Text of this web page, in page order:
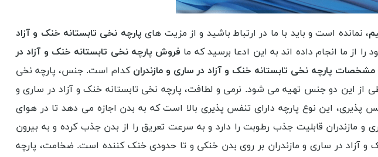
، نمانده است و باید با ما در ارتباط باشید و از مزیت هایپارچه نخی تابستانه خنک و آزاد
از ما انجام داده اند به این ادعا برسید که ما فروش پارچه نخی تابستانه خنک و آزاد در
مشخصات پارچه نخی تابستانه خنک و آزاد در ساری و مازندران کدام است. جنس، پارچه نخی
از این دو جنس تهیه می شود. نرمی و لطافت، پارچه نخی تابستانه خنک و آزاد در ساری و
این نوع پارچه دارای تنفس پذیری بالا است که به بدن اجازه می دهد تا در هوای
مازندران قابلیت جذب رطوبت را دارد و به سرعت تعریق را از بدن جذب کرده و به بیرون
در ساری و مازندران بر روی بدن خنکی و تا حدودی خنک کننده است. ضخامت، پارچه